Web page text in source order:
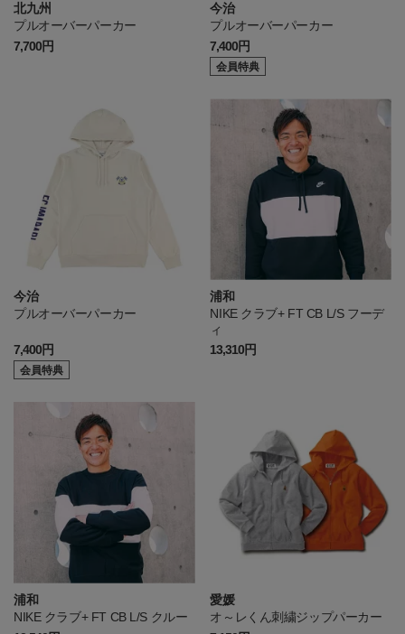
北九州
プルオーバーパーカー
7,700円
今治
プルオーバーパーカー
7,400円
会員特典
今治
プルオーバーパーカー
7,400円
会員特典
浦和
NIKE クラブ+ FT CB L/S フーデ
ィ
13,310円
浦和
NIKE クラブ+ FT CB L/S クルー
愛媛
オ～レくん刺繍ジップパーカー